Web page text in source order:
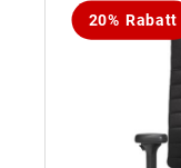
20% Rabatt